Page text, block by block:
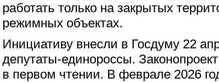
работать только на закрытых
режимных объектах.
Инициативу внесли в Госдуму 22
депутаты-единороссы.
в первом чтении. В феврале 2026